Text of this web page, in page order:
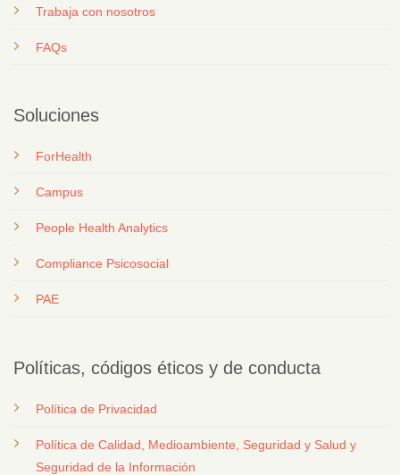
Trabaja con nosotros
FAQs
Soluciones
ForHealth
Campus
People Health Analytics
Compliance Psicosocial
PAE
Políticas, códigos éticos y de conducta
Política de Privacidad
Política de Calidad, Medioambiente, Seguridad y Salud y
Seguridad de la Información